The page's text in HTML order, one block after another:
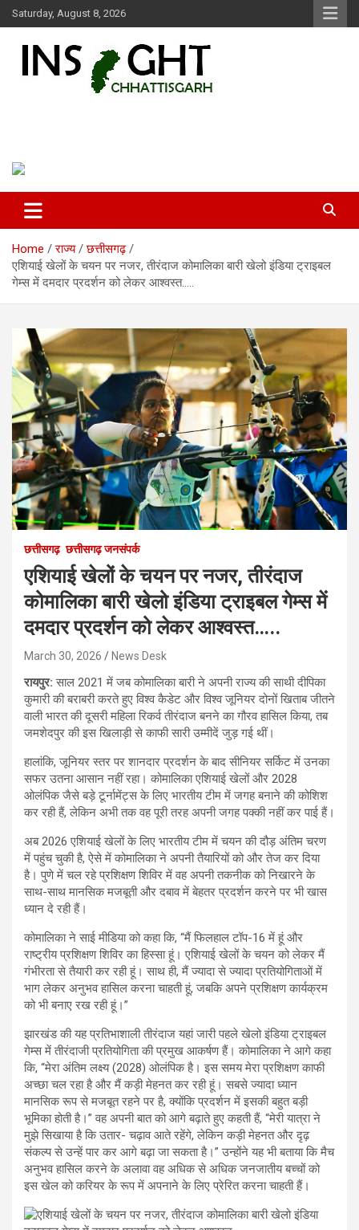
Skip
to
Saturday, August 8, 2026
Home राज्य
छत्तीसगढ़
एशियाई खेलों के चयन पर नजर, तीरंदाज कोमालिका बारी खेलो इंडिया ट्राइबल
गेम्स में दमदार प्रदर्शन को लेकर आश्वस्त…..
छत्तीसगढ़ छत्तीसगढ़ जनसंपर्क
एशियाई खेलों के चयन पर नजर, तीरंदाज
कोमालिका बारी खेलो इंडिया ट्राइबल गेम्स में
दमदार प्रदर्शन को लेकर आश्वस्त…..
March 30, 2026 News Desk
रायपुर: साल 2021 में जब कोमालिका बारी ने अपनी राज्य की साथी दीपिका
कुमारी की बराबरी करते हुए विश्व कैडेट और विश्व जूनियर दोनों खिताब जीतने
वाली भारत की दूसरी महिला रिकर्व तीरंदाज बनने का गौरव हासिल किया, तब
जमशेदपुर की इस खिलाड़ी से काफी सारी उम्मीदें जुड़ गई थीं।
हालांकि, जूनियर स्तर पर शानदार प्रदर्शन के बाद सीनियर सर्किट में उनका
सफर उतना आसान नहीं रहा। कोमालिका एशियाई खेलों और 2028
ओलंपिक जैसे बड़े टूर्नामेंट्स के लिए भारतीय टीम में जगह बनाने की कोशिश
कर रही हैं, लेकिन अभी तक वह पूरी तरह अपनी जगह पक्की नहीं कर पाई हैं।
अब 2026 एशियाई खेलों के लिए भारतीय टीम में चयन की दौड़ अंतिम चरण
में पहुंच चुकी है, ऐसे में कोमालिका ने अपनी तैयारियों को और तेज कर दिया
है। पुणे में चल रहे प्रशिक्षण शिविर में वह अपनी तकनीक को निखारने के
साथ-साथ मानसिक मजबूती और दबाव में बेहतर प्रदर्शन करने पर भी खास
ध्यान दे रही हैं।
कोमालिका ने साई मीडिया को कहा कि, “मैं फिलहाल टॉप-16 में हूं और
राष्ट्रीय प्रशिक्षण शिविर का हिस्सा हूं। एशियाई खेलों के चयन को लेकर मैं
गंभीरता से तैयारी कर रही हूं। साथ ही, मैं ज्यादा से ज्यादा प्रतियोगिताओं में
भाग लेकर अनुभव हासिल करना चाहती हूं, जबकि अपने प्रशिक्षण कार्यक्रम
को भी बनाए रख रही हूं।”
झारखंड की यह प्रतिभाशाली तीरंदाज यहां जारी पहले खेलो इंडिया ट्राइबल
गेम्स में तीरंदाजी प्रतियोगिता की प्रमुख आकर्षण हैं। कोमालिका ने आगे कहा
कि, “मेरा अंतिम लक्ष्य (2028) ओलंपिक है। इस समय मेरा प्रशिक्षण काफी
अच्छा चल रहा है और मैं कड़ी मेहनत कर रही हूं। सबसे ज्यादा ध्यान
मानसिक रूप से मजबूत रहने पर है, क्योंकि प्रदर्शन में इसकी बहुत बड़ी
भूमिका होती है।” वह अपनी बात को आगे बढ़ाते हुए कहती हैं, “मेरी यात्रा ने
मुझे सिखाया है कि उतार- चढ़ाव आते रहेंगे, लेकिन कड़ी मेहनत और दृढ़
संकल्प से उन्हें पार कर आगे बढ़ा जा सकता है।” उन्होंने यह भी बताया कि मैच
अनुभव हासिल करने के अलावा वह अधिक से अधिक जनजातीय बच्चों को
इस खेल को करियर के रूप में अपनाने के लिए प्रेरित करना चाहती हैं।